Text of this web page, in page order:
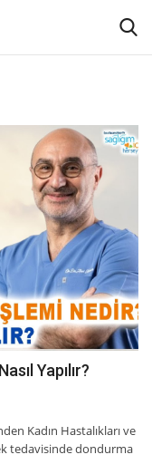
Yapılır?
Kadın Hastalıkları ve
tedavisinde dondurma